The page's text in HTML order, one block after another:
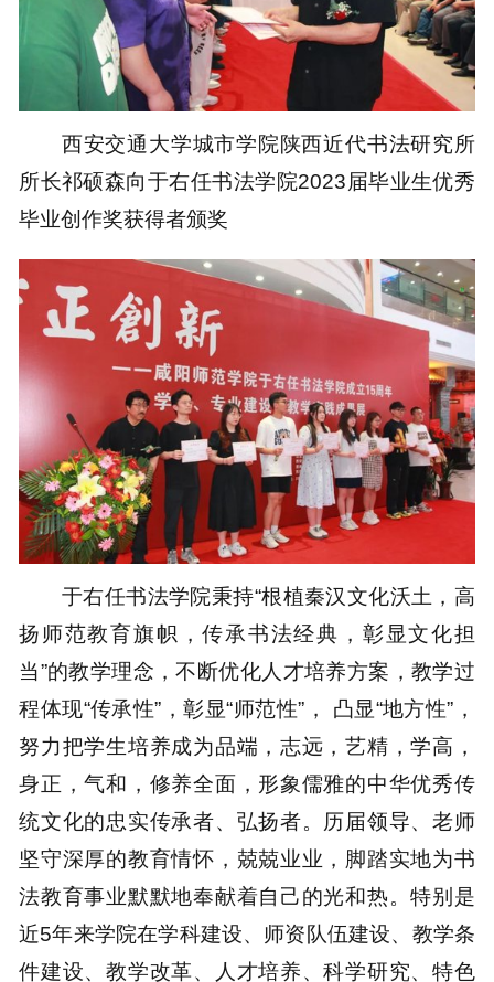
西安交通大学城市学院陕西近代书法研究所
所长祁硕森向于右任书法学院2023届毕业生优秀
毕业创作奖获得者颁奖
于右任书法学院秉持“根植秦汉文化沃土，高
扬师范教育旗帜，传承书法经典，彰显文化担
当”的教学理念，不断优化人才培养方案，教学过
程体现“传承性”，彰显“师范性”， 凸显“地方性”，
努力把学生培养成为品端，志远，艺精，学高，
身正，气和，修养全面，形象儒雅的中华优秀传
统文化的忠实传承者、弘扬者。历届领导、老师
坚守深厚的教育情怀，兢兢业业，脚踏实地为书
法教育事业默默地奉献着自己的光和热。特别是
近5年来学院在学科建设、师资队伍建设、教学条
件建设、教学改革、人才培养、科学研究、特色